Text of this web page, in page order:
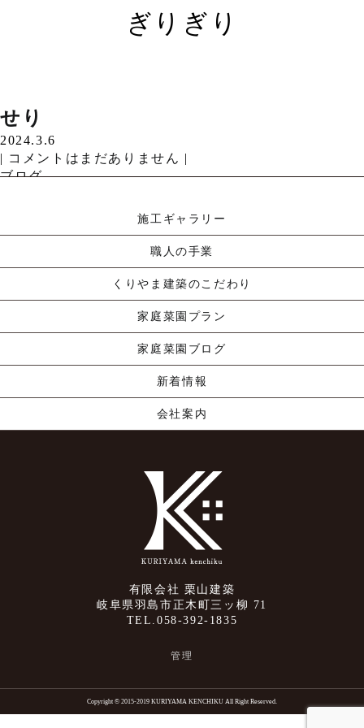
ぎりぎり
ぎりぎり
2024.3.28
| コメントはまだありません |
ブログ
こんにちは。天気が乱…
Read More »
せり
2024.3.6
| コメントはまだありません |
ブログ
こんにちは。少し前に…
Read More »
施工ギャラリー
職人の手業
くりやま建築のこだわり
家庭菜園プラン
家庭菜園ブログ
新着情報
会社案内
有限会社 栗山建築
岐阜県羽島市正木町三ッ柳 71
TEL.058-392-1835
管理
Copyright © 2015-2019 KURIYAMA KENCHIKU All Right Reserved.